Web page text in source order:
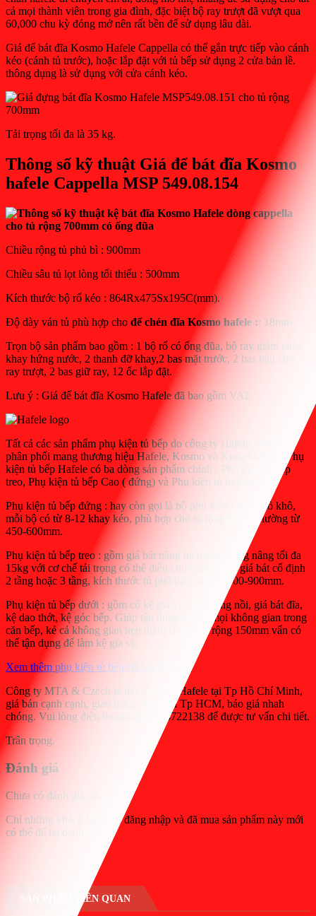
cả mọi thành viên trong gia đình, đặc biệt bộ ray trượt đã vượt qua
60,000 chu kỳ đóng mở nên rất bền để sử dụng lâu dài.
Giá để bát đĩa Kosmo Hafele Cappella có thể gắn trực tiếp vào cánh
kéo (cánh tủ trước), hoặc lắp đặt với tủ bếp sử dụng 2 cửa bản lề.
thông dụng là sử dụng với cửa cánh kéo.
Tải trọng tối đa là 35 kg.
Thông số kỹ thuật Giá để bát đĩa Kosmo
hafele Cappella MSP 549.08.154
Chiều rộng tủ phủ bì : 900mm
Chiều sâu tủ lọt lòng tối thiểu : 500mm
Kích thước bộ rổ kéo : 864Rx475Sx195C(mm).
Độ dày ván tủ phù hợp cho để chén đĩa Kosmo hafele :: 18mm
Trọn bộ sản phẩm bao gồm : 1 bộ rổ có ống đũa, bộ ray giảm chấn,
khay hứng nước, 2 thanh đỡ khay,2 bas mặt trước, 2 bas hậu cho
ray trượt, 2 bas giữ ray, 12 ốc lắp đặt.
Lưu ý : Giá để bát đĩa Kosmo Hafele đã bao gồm VAT.
Tất cả các sản phẩm phụ kiện tủ bếp do công ty Hafele Việt Nam
phân phối mang thương hiệu Hafele, Kosmo và Kessebohmer. Phụ
kiện tủ bếp Hafele có ba dòng sản phẩm chính : Phụ kiện tủ bếp
treo, Phụ kiện tủ bếp Cao ( đứng) và Phụ kiện tủ bếp dưới:
Phụ kiện tủ bếp đứng : hay còn gọi là bộ phụ kiện cho tủ đồ khô,
mỗi bộ có từ 8-12 khay kéo, phù hợp cho tủ rộng thông thường từ
450-600mm.
Phụ kiện tủ bếp treo : gồm giá bát nâng hạ trọng lượng nâng tối đa
15kg với cơ chế tải trọng có thể điều chỉnh được, và giá bát cố định
2 tầng hoặc 3 tầng, kích thước tủ phổ biến là 700-800-900mm.
Phụ kiện tủ bếp dưới : gồm có kệ gia vị, giá xoong nồi, giá bát đĩa,
kệ dao thớt, kệ góc bếp. Giúp tận dụng tối ưu mọi không gian trong
căn bếp, kẻ cả không gian hẹp thậm chí chiều rộng 150mm vẩn có
thể tận dụng để làm kệ gia vị.
Xem thêm phụ kiện tủ bếp Hafele Kosmo
Công ty MTA & Czech là đại lý cấp 1 Hafele tại Tp Hồ Chí Minh,
giá bán cạnh cạnh, giao hàng miễn phí Tp HCM, báo giá nhah
chóng. Vui lòng điện thoại/zalo 0903722138 để được tư vấn chi tiết.
Trân trọng.
Đánh giá
Chưa có đánh giá nào.
Chỉ những khách hàng đã đăng nhập và đã mua sản phẩm này mới
có thể để lại đánh giá.
SẢN PHẨM LIÊN QUAN